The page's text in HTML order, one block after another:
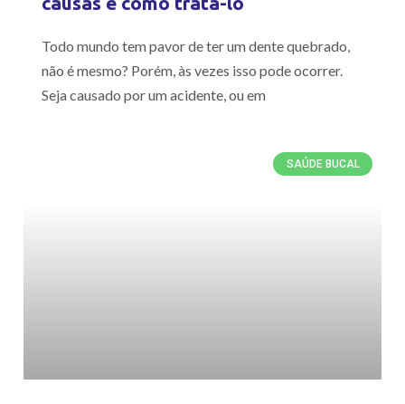
Todo mundo tem pavor de ter um dente quebrado,
não é mesmo? Porém, às vezes isso pode ocorrer.
Seja causado por um acidente, ou em
SAÚDE BUCAL